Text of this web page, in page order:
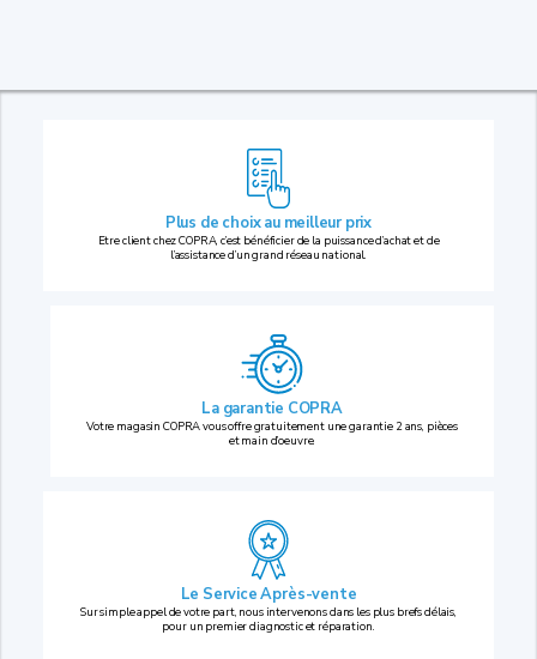
Plus de choix au meilleur prix
Etre client chez COPRA, c’est bénéficier de la puissance d’achat et de
l’assistance d’un grand réseau national.
La garantie COPRA
Votre magasin COPRA vous offre gratuitement une garantie 2 ans, pièces
et main d’oeuvre.
Le Service Après-vente
Sur simple appel de votre part, nous intervenons dans les plus brefs délais,
pour un premier diagnostic et réparation.